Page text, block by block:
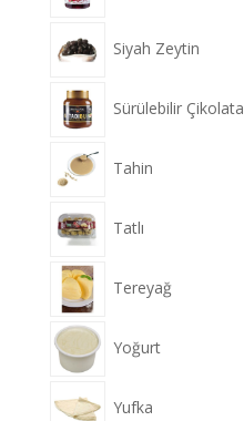
Siyah Zeytin
Sürülebilir Çikolata
Tahin
Tatlı
Tereyağ
Yoğurt
Yufka